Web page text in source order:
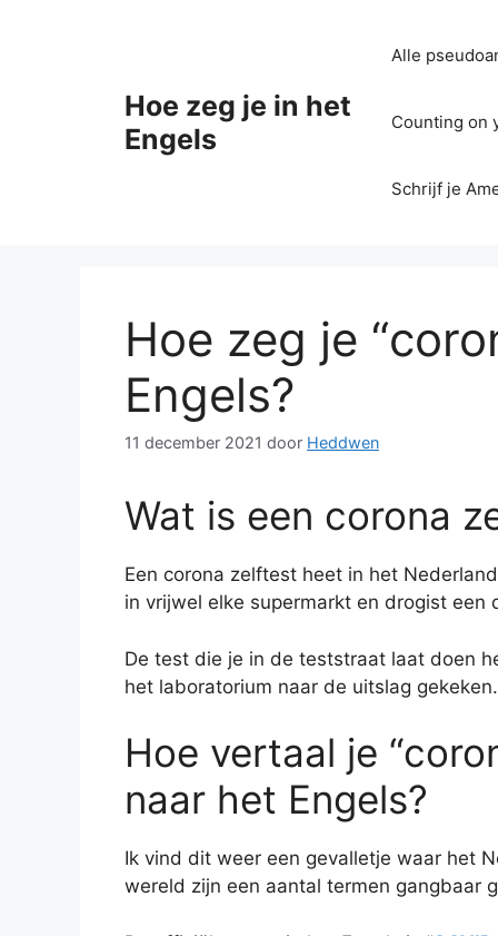
Hoe zeg je in het
Engels
Alle
Counting on
Schrijf je
Hoe zeg je
Engels?
11 december 2021 door Heddwen
Wat is een corona
Een corona zelftest heet in het
in vrijwel elke supermarkt en drogist
De test die je in de teststraat laat doen
het laboratorium naar de uitslag
Hoe vertaal je
naar het Engels?
Ik vind dit weer een gevalletje waar het
wereld zijn een aantal termen gangbaar